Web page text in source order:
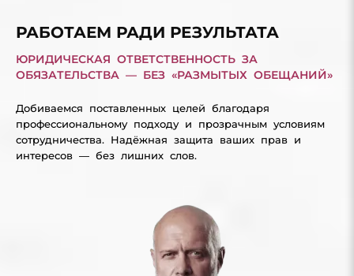
РАБОТАЕМ РАДИ РЕЗУЛЬТАТА
ЮРИДИЧЕСКАЯ ОТВЕТСТВЕННОСТЬ ЗА
ОБЯЗАТЕЛЬСТВА — БЕЗ «РАЗМЫТЫХ ОБЕЩАНИЙ»
Добиваемся поставленных целей благодаря
профессиональному подходу и прозрачным условиям
сотрудничества. Надёжная защита ваших прав и
интересов — без лишних слов.